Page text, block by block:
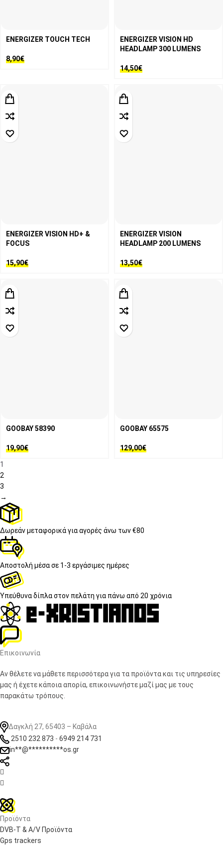
ENERGIZER TOUCH TECH
8,90€
ENERGIZER VISION HD
HEADLAMP 300 LUMENS
14,50€
ENERGIZER VISION HD+ &
FOCUS
15,90€
ENERGIZER VISION
HEADLAMP 200 LUMENS
13,50€
GOOBAY 58390
19,90€
GOOBAY 65575
129,00€
1
2
3
→
Δωρεάν μεταφορικάγια αγορές άνω των €80
Αποστολή μέσα σε 1-3 εργάσιμες ημέρες
Υπεύθυνα δίπλα στον πελάτη για πάνω από 20 χρόνια
Επικοινωνία
Αν θέλετε να μάθετε περισσότερα για τα προϊόντα και τις υπηρεσίες
μας ή έχετε κάποια απορία, επικοινωνήστε μαζί μας με τους
παρακάτω τρόπους.
Δαγκλή 27, 65403 – Καβάλα
2510 232 873 - 6949 214 731
in**@**********os.gr


Προϊόντα
DVB-T & A/V Προϊόντα
Gps trackers